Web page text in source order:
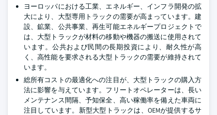
ヨーロッパにおける工業、エネルギー、インフラ開発の拡
大により、大型専用トラックの需要が高まっています。建
設、鉱業、公共事業、再生可能エネルギープロジェクトで
は、大型トラックが材料の移動や機器の搬送に使用されて
います。公共および民間の長期投資により、耐久性が高
く、高性能を要求される大型トラックの需要が維持されて
います。
総所有コストの最適化への注目が、大型トラックの購入方
法に影響を与えています。フリートオペレーターは、長い
メンテナンス間隔、予知保全、高い稼働率を備えた車両に
注目しています。新型大型トラックは、OEMが提供するサ